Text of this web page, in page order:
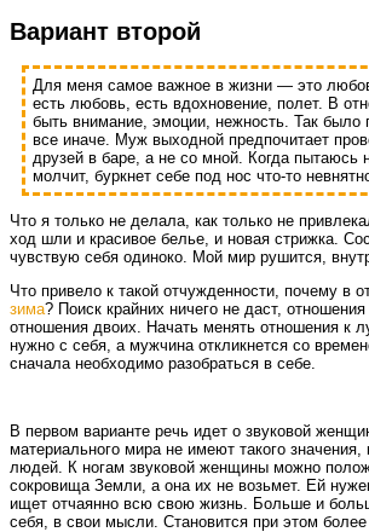
Вариант второй
Для меня самое важное в жизни — это
есть любовь, есть вдохновение, полет. В
быть внимание, эмоции, нежность. Так было
все иначе. Муж выходной предпочитает
друзей в баре, а не со мной. Когда пытаюсь
молчит, буркнет себе под нос что-то
Что я только не делала, как только не
ход шли и красивое белье, и новая стрижка.
чувствую себя одиноко. Мой мир рушится,
Что привело к такой отчужденности, почему в
зима? Поиск крайних ничего не даст,
отношения двоих. Начать менять отношения к
нужно с себя, а мужчина откликнется со
сначала необходимо разобраться в себе.
В первом варианте речь идет о звуковой
материального мира не имеют такого значения,
людей. К ногам звуковой женщины можно
сокровища Земли, а она их не возьмет. Ей
ищет отчаянно всю свою жизнь. Больше и
себя, в свои мысли. Становится при этом более